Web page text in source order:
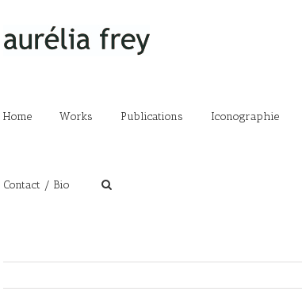
Home Works Publications Iconographie
Contact / Bio